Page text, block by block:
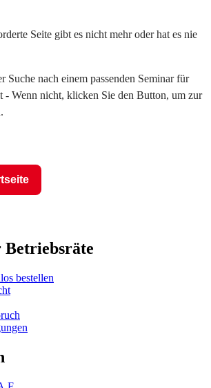
Seite gibt es nicht mehr oder hat es nie
Suche nach einem passenden Seminar für
- Wenn nicht, klicken Sie den Button, um zur
Betriebsräte
bestellen